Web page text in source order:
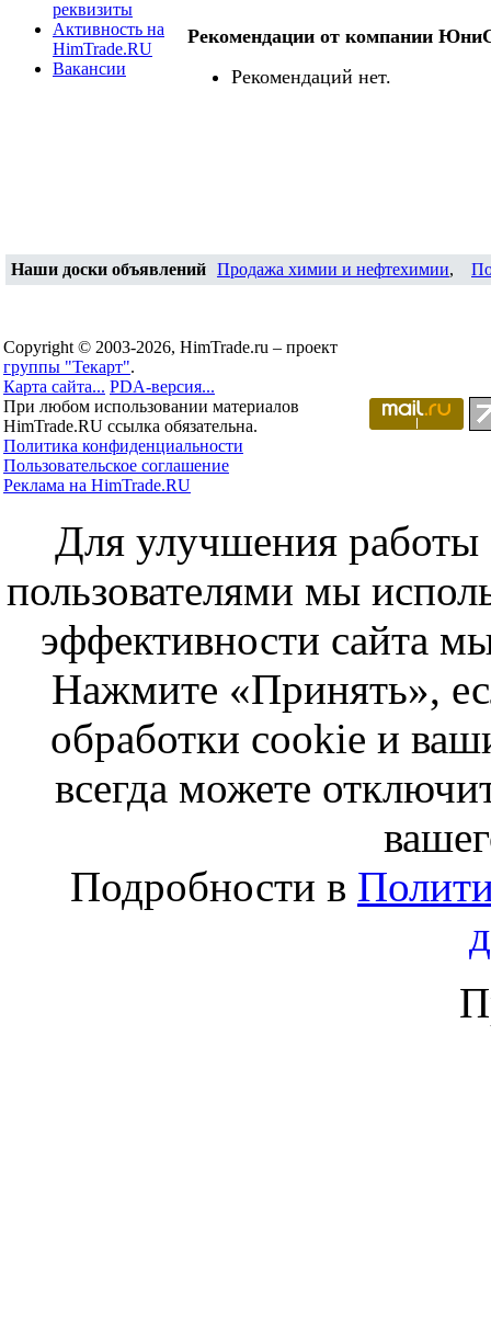
реквизиты
Активность на
HimTrade.RU
Вакансии
Рекомендации от компании
Рекомендаций нет.
Наши доски объявлений Продажа химии и нефтехимии,
Copyright © 2003-2026, HimTrade.ru – проект
группы "Текарт".
Карта сайта... PDA-версия...
При любом использовании материалов
HimTrade.RU ссылка обязательна.
Политика конфиденциальности
Пользовательское соглашение
Реклама на HimTrade.RU
Для улучшения работы
пользователями мы
эффективности сайта
Нажмите «Принять»,
обработки cookie и
всегда можете
Подробности в